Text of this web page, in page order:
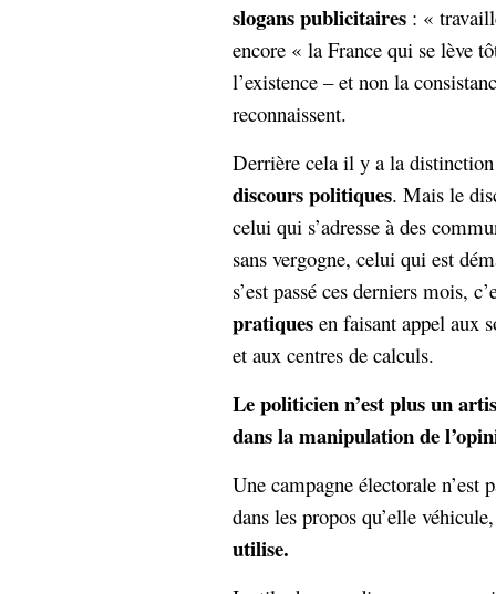
slogans publicitaires : «
encore « la France qui se lève
l’existence – et non la
reconnaissent.
Derrière cela il y a la
discours politiques. Mais le
celui qui s’adresse à des
sans vergogne, celui qui est
s’est passé ces derniers mois,
pratiques en faisant appel aux
et aux centres de calculs.
Le politicien n’est plus un
dans la manipulation de
Une campagne électorale n’est
dans les propos qu’elle
utilise.